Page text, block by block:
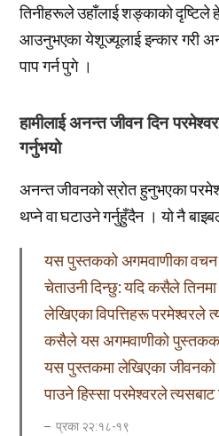
तिनीहरूले उहाँलाई शङ्काको दृष्टिले
आउनुभएका येशूज्यूलाई इन्कार गरी
पाप गर्न पुगे ।
हामीलाई अनन्त जीवन दिन
गर्नुभयो
अनन्त जीवनको स्रोत हुनुभएका
थप्ने वा घटाउने गर्नुहुँदैन । यो नै
यस पुस्तकको अगमवाणीका वचन
चेताउनी दिन्छु: यदि कसैले
लेखिएका विपत्तिहरू परमेश्वरले
कसैले यस अगमवाणीको
यस पुस्तकमा लेखिएका जीवनको
पाउने हिस्सा परमेश्वरले
प्रका २२:१८-१९